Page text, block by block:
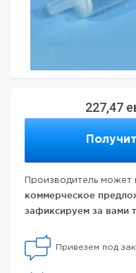
227,47
Производитель
коммерческое
зафиксируем за вами
Привезем под